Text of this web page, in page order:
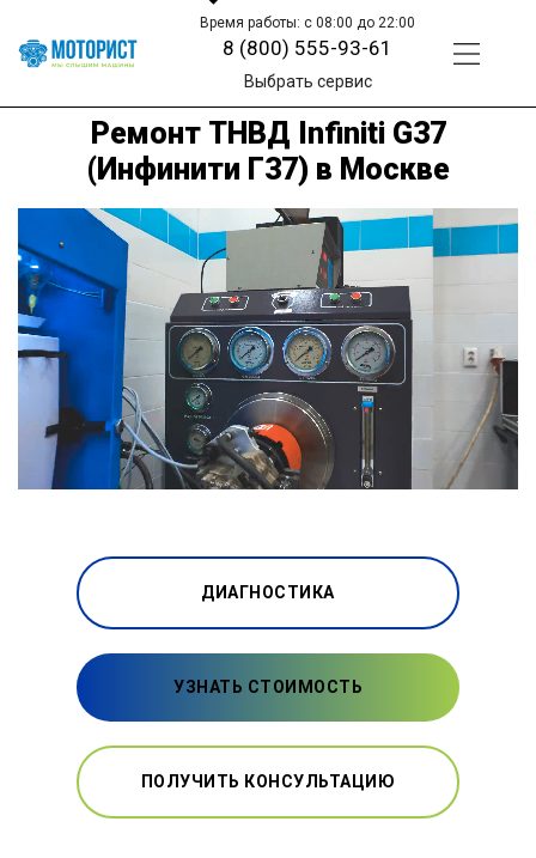
Время работы: с 08:00 до 22:00
8 (800) 555-93-61
Выбрать сервис
Ремонт ТНВД Infiniti G37
(Инфинити Г37) в Москве
ДИАГНОСТИКА
УЗНАТЬ СТОИМОСТЬ
ПОЛУЧИТЬ КОНСУЛЬТАЦИЮ